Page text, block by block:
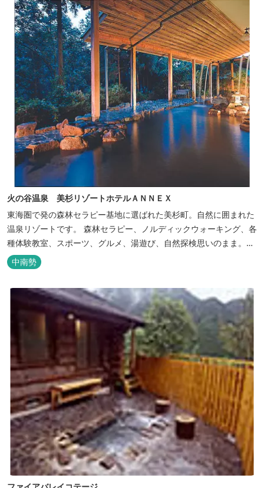
火の谷温泉 美杉リゾートホテルＡＮＮＥＸ
東海圏で発の森林セラピー基地に選ばれた美杉町。自然に囲まれた
温泉リゾートです。 森林セラピー、ノルディックウォーキング、各
種体験教室、スポーツ、グルメ、湯遊び、自然探検思いのまま。思
いきり遊んだ後は温泉でゆったり、のんびり。お料理は和洋バイキ
ングに豪華会席料理。バイキングでは、毎日餅つき、夏は流しそう
付き客室、露天風呂・ジ...
中南勢